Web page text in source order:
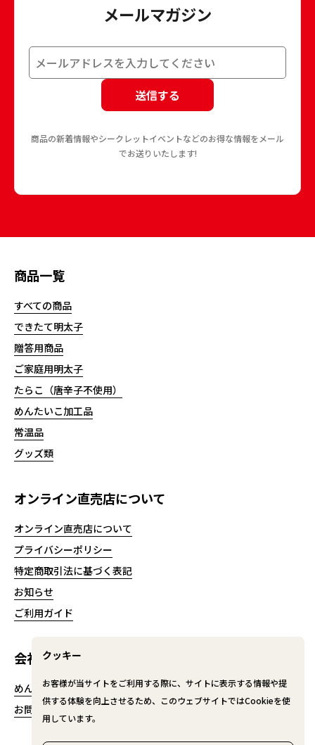
メールマガジン
送信する
商品の新着情報やシークレットイベントなどのお得な情報をメール
でお送りいたします!
商品一覧
すべての商品
できたて明太子
贈答用商品
ご家庭用明太子
たらこ（唐辛子不使用）
めんたいこ加工品
常温品
グッズ類
オンライン直売店について
オンライン直売店について
プライバシーポリシー
特定商取引法に基づく表記
お知らせ
ご利用ガイド
会社情報
めんたいパークとこなめ
お問い合わせ
クッキー
お客様が当サイトをご利用する際に、サイトに表示する情報や提
供する体験を向上させるため、このウェブサイトではCookieを使
用しています。